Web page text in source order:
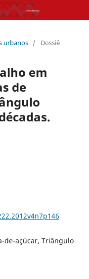
urbanos / Dossiê
em
de
de-açúcar, Triângulo